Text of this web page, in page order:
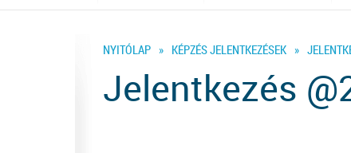
NYITÓLAP » KÉPZÉS JELENTKEZÉSEK »
Jelentkezés